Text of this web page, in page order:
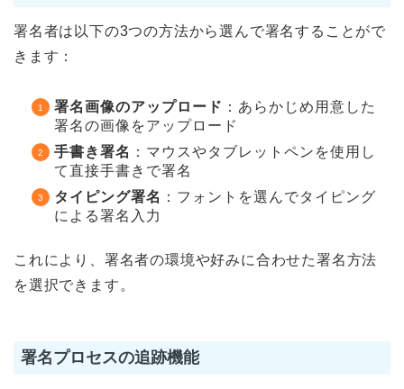
署名者は以下の3つの方法から選んで署名することがで
きます：
署名画像のアップロード ：あらかじめ用意した
署名の画像をアップロード
手書き署名 ：マウスやタブレットペンを使用し
て直接手書きで署名
タイピング署名 ：フォントを選んでタイピング
による署名入力
これにより、署名者の環境や好みに合わせた署名方法
を選択できます。
署名プロセスの追跡機能